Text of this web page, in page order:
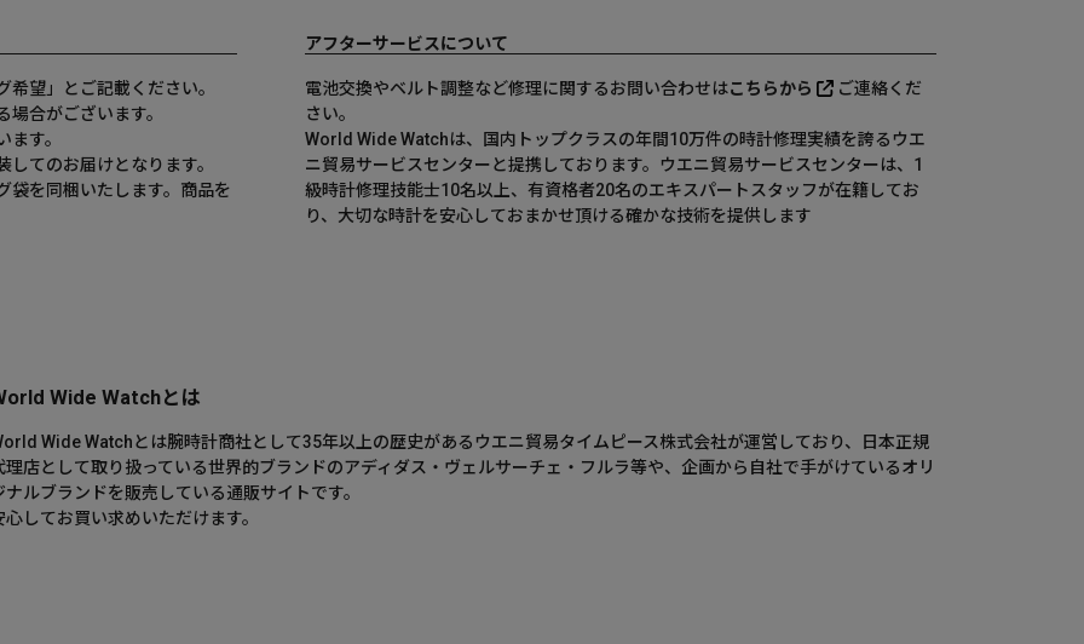
望」とご記載ください。
合がございます。
す。
てのお届けとなります。
袋を同梱いたします。商品を
アフターサービスについて
電池交換やベルト調整など修理に関するお問い合わせはこちらから
ご連絡くだ
さい。
World Wide Watchは、国内トップクラスの年間10万件の時計修理実績を誇るウエ
ニ貿易サービスセンターと提携しております。ウエニ貿易サービスセンターは、1
級時計修理技能士10名以上、有資格者20名のエキスパートスタッフが在籍してお
り、大切な時計を安心しておまかせ頂ける確かな技術を提供します
Wide Watchとは
Wide Watchとは腕時計商社として35年以上の歴史があるウエニ貿易タイムピース株式会社が運営しており、日本正規
理店として取り扱っている世界的ブランドのアディダス・ヴェルサーチェ・フルラ等や、企画から自社で手がけているオリ
ナルブランドを販売している通販サイトです。
心してお買い求めいただけます。